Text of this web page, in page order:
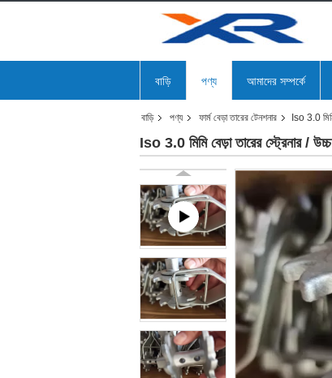
বাড়ি পণ্য আমাদের সম্পর্কে
বাড়ি পণ্য ফার্ম বেড়া তারের টেনশনার Iso 3.0
Iso 3.0 মিমি বেড়া তারের স্ট্রেনার / উচ্চ